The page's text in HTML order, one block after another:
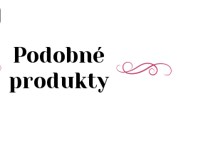
Podobné
produkty